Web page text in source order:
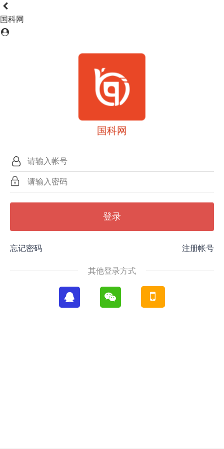
国科网
国科网
登录
忘记密码 注册帐号
其他登录方式